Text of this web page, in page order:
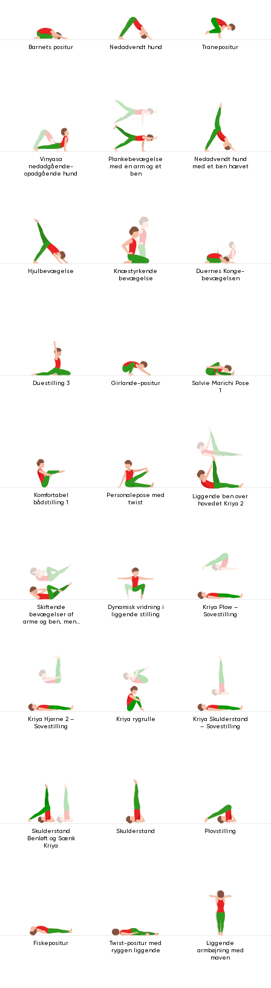
Barnets positur Nedadvendt hund Tranepositur
Vinyasa
nedadgående-
opadgående hund
Plankebevægelse
med én arm og ét
ben
Nedadvendt hund
med et ben hævet
Hjulbevægelse
Knæstyrkende
bevægelse
Duernes Konge-
bevægelsen
Duestilling 3 Girlande-positur
Salvie Marichi Pose
1
Komfortabel
bådstilling 1
Personalepose med
twist
Liggende ben over
hovedet Kriya 2
Skiftende
bevægelser af
arme og ben, mens
Dynamisk vridning i
liggende stilling
Kriya Plow –
Sovestilling
Kriya Hjørne 2 –
Sovestilling
Kriya rygrulle
Kriya Skulderstand
– Sovestilling
Skulderstand
Benløft og Sænk
Kriya
Skulderstand Plovstilling
Fiskepositur
Twist-positur med
ryggen liggende
Liggende
armbøjning med
maven